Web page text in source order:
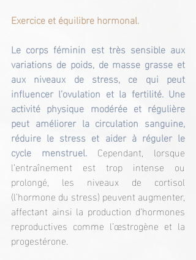
Exercice et équilibre hormonal.
Le corps féminin est très sensible aux
variations de poids, de masse grasse et
aux niveaux de stress, ce qui peut
influencer l’ovulation et la fertilité. Une
activité physique modérée et régulière
peut améliorer la circulation sanguine,
réduire le stress et aider à réguler le
cycle menstruel. Cependant, lorsque
l’entraînement est trop intense ou
prolongé, les niveaux de cortisol
(l’hormone du stress) peuvent augmenter,
affectant ainsi la production d’hormones
reproductives comme l’œstrogène et la
progestérone.